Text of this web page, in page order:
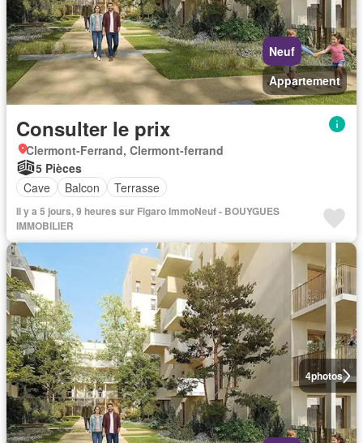
Neuf
Appartement
Consulter le prix
Clermont-Ferrand, Clermont-ferrand
5 Pièces
Cave
Balcon Terrasse
Il y a 5 jours, 9 heures sur Figaro ImmoNeuf - BOUYGUES
IMMOBILIER
4photos